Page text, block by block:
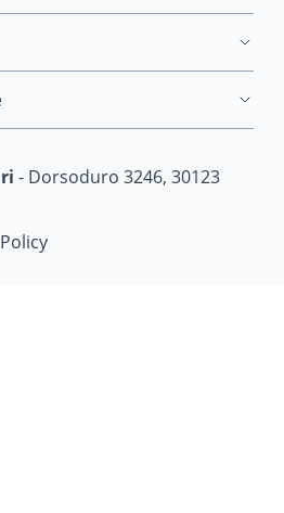
- Dorsoduro 3246, 30123